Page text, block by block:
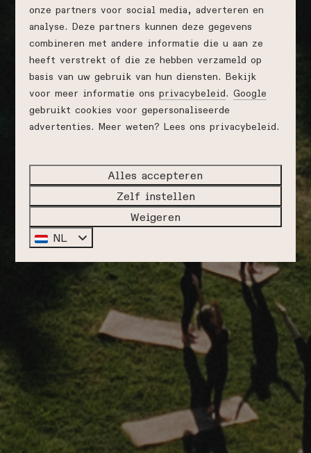
onze partners voor social media, adverteren en
analyse. Deze partners kunnen deze gegevens
combineren met andere informatie die u aan ze
heeft verstrekt of die ze hebben verzameld op
basis van uw gebruik van hun diensten. Bekijk
voor meer informatie onsprivacybeleid.Google
gebruikt cookies voor gepersonaliseerde
advertenties. Meer weten? Lees ons privacybeleid.
Alles accepteren
Zelf instellen
Weigeren
NL